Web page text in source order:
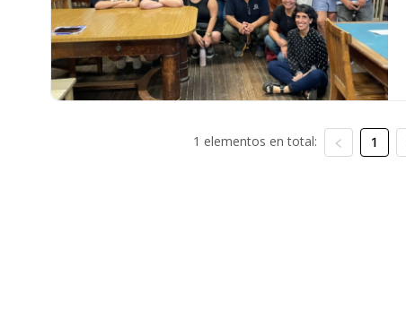
1 elementos en total: 1